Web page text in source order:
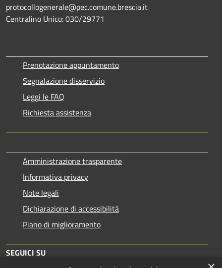
protocollogenerale@pec.comune.brescia.it
Centralino Unico: 030/29771
Prenotazione appuntamento
Segnalazione disservizio
Leggi le FAQ
Richiesta assistenza
Amministrazione trasparente
Informativa privacy
Note legali
Dichiarazione di accessibilità
Piano di miglioramento
SEGUICI SU